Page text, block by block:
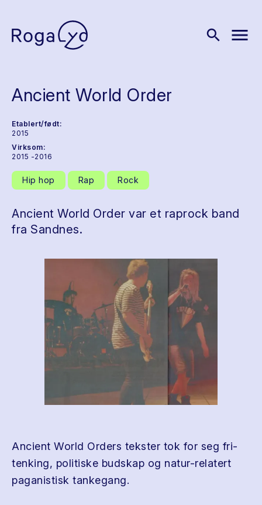
search menu
Ancient World Order
Etablert/født:
2015
Virksom:
2015 -2016
Hip hop Rap Rock
Ancient World Order var et raprock band
fra Sandnes.
Ancient World Orders tekster tok for seg fri-
tenking, politiske budskap og natur-relatert
paganistisk tankegang.